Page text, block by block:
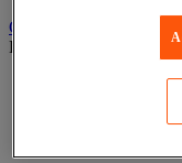
Gereedschap opbergen
Bekijk de hele